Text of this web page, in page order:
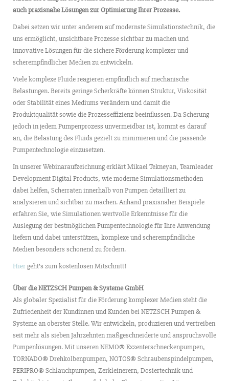
auch praxisnahe Lösungen zur Optimierung Ihrer Prozesse.
Dabei setzen wir unter anderem auf modernste Simulationstechnik, die
uns ermöglicht, unsichtbare Prozesse sichtbar zu machen und
innovative Lösungen für die sichere Förderung komplexer und
scherempfindlicher Medien zu entwickeln.
Viele komplexe Fluide reagieren empfindlich auf mechanische
Belastungen. Bereits geringe Scherkräfte können Struktur, Viskosität
oder Stabilität eines Mediums verändern und damit die
Produktqualität sowie die Prozesseffizienz beeinflussen. Da Scherung
jedoch in jedem Pumpenprozess unvermeidbar ist, kommt es darauf
an, die Belastung des Fluids gezielt zu minimieren und die passende
Pumpentechnologie einzusetzen.
In unserer Webinaraufzeichnung erklärt Mikael Tekneyan, Teamleader
Development Digital Products, wie moderne Simulationsmethoden
dabei helfen, Scherraten innerhalb von Pumpen detailliert zu
analysieren und sichtbar zu machen. Anhand praxisnaher Beispiele
erfahren Sie, wie Simulationen wertvolle Erkenntnisse für die
Auslegung der bestmöglichen Pumpentechnologie für Ihre Anwendung
liefern und dabei unterstützen, komplexe und scherempfindliche
Medien besonders schonend zu fördern.
Hiergeht’s zum kostenlosen Mitschnitt!
Über die NETZSCH Pumpen & Systeme GmbH
Als globaler Spezialist für die Förderung komplexer Medien steht die
Zufriedenheit der Kundinnen und Kunden bei NETZSCH Pumpen &
Systeme an oberster Stelle. Wir entwickeln, produzieren und vertreiben
seit mehr als sieben Jahrzehnten maßgeschneiderte und anspruchsvolle
Pumpenlösungen. Mit unseren NEMO® Exzenterschneckenpumpen,
TORNADO® Drehkolbenpumpen, NOTOS® Schraubenspindelpumpen,
PERIPRO® Schlauchpumpen, Zerkleinerern, Dosiertechnik und